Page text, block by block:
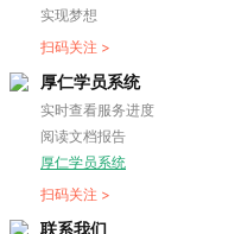
实现梦想
扫码关注 >
厚仁学员系统
实时查看服务进度
阅读文档报告
厚仁学员系统
扫码关注 >
联系我们